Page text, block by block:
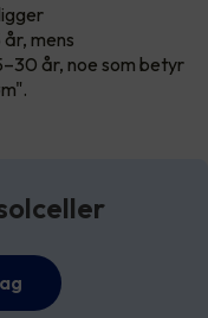
mens
år, noe som betyr